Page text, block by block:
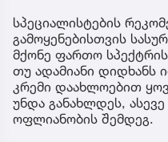
სპეციალისტების
გამოყენებისთვის
მქონე ფართო სპექტრის
თუ ადამიანი დიდხანს
კრემი დაახლოებით
უნდა განახლდეს,
ოფლიანობის შემდეგ.